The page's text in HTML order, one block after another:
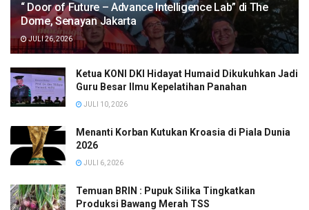
“ Door of Future – Advance Intelligence Lab” di The
Dome, Senayan Jakarta
JULI 26, 2026
Ketua KONI DKI Hidayat Humaid Dikukuhkan Jadi
Guru Besar Ilmu Kepelatihan Panahan
JULI 10, 2026
Menanti Korban Kutukan Kroasia di Piala Dunia
2026
JULI 6, 2026
Temuan BRIN : Pupuk Silika Tingkatkan
Produksi Bawang Merah TSS